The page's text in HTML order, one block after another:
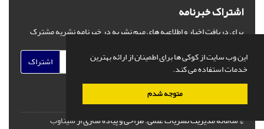
این وب سایت از کوکی ها برای اطمینان از ارائه بهترین
خدمات استفاده می کند.
متوجه شدم
اشتراک خبرنامه
برای دریافت اخبار و اطلاعیه های مهم نشریه در خبرنامه نشریه مشترک
اشتراک
© سامانه مدیریت نشریات علمی.طراحی و پیاده سازی ازسیناوب